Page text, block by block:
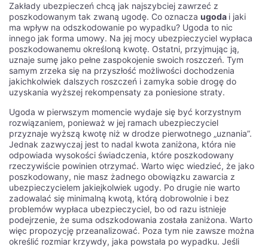
Zakłady ubezpieczeń chcą jak najszybciej zawrzeć z
poszkodowanym tak zwaną ugodę. Co oznacza ugoda i jaki
ma wpływ na odszkodowanie po wypadku? Ugoda to nic
innego jak forma umowy. Na jej mocy ubezpieczyciel wypłaca
poszkodowanemu określoną kwotę. Ostatni, przyjmując ją,
uznaje sumę jako pełne zaspokojenie swoich roszczeń. Tym
samym zrzeka się na przyszłość możliwości dochodzenia
jakichkolwiek dalszych roszczeń i zamyka sobie drogę do
uzyskania wyższej rekompensaty za poniesione straty.
Ugoda w pierwszym momencie wydaje się być korzystnym
rozwiązaniem, ponieważ w jej ramach ubezpieczyciel
przyznaje wyższą kwotę niż w drodze pierwotnego „uznania”.
Jednak zazwyczaj jest to nadal kwota zaniżona, która nie
odpowiada wysokości świadczenia, które poszkodowany
rzeczywiście powinien otrzymać. Warto więc wiedzieć, że jako
poszkodowany, nie masz żadnego obowiązku zawarcia z
ubezpieczycielem jakiejkolwiek ugody. Po drugie nie warto
zadowalać się minimalną kwotą, którą dobrowolnie i bez
problemów wypłaca ubezpieczyciel, bo od razu istnieje
podejrzenie, że suma odszkodowania została zaniżona. Warto
więc propozycję przeanalizować. Poza tym nie zawsze można
określić rozmiar krzywdy, jaka powstała po wypadku. Jeśli